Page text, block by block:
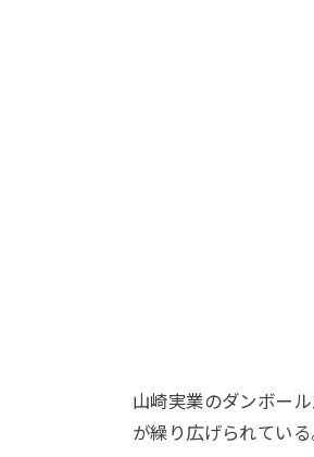
山崎実業のダンボー
が繰り広げられている